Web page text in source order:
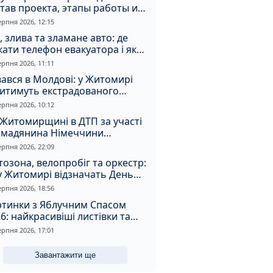
проекта, этапы работы и
2026, 12:15
злива та зламане авто: де
телефон евакуатора і як
на аферистів
2026, 11:11
в Молдові: у Житомирі
екстрадованого
за сурогатний спирт і
2026, 10:12
в ДТП за участі
Німеччини
двоє людей
2026, 22:09
велопробіг та оркестр:
Житомирі відзначать День
та День Незалежності
2026, 18:56
з Яблучним Спасом
найкрасивіші листівки та
привітання зі святом
2026, 17:01
Завантажити ще